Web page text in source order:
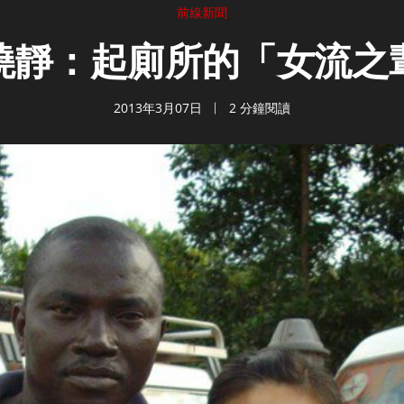
前線新聞
靜：起廁所的「女流之
2013年3月07日 2 分鐘閱讀